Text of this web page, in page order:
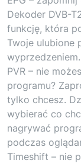
Dekoder DVB-
funkcję, która
Twoje ulubione
wyprzedzeniem.
PVR – nie
programu?
tylko chcesz.
wybierać co
nagrywać
podczas
Timeshift – nie